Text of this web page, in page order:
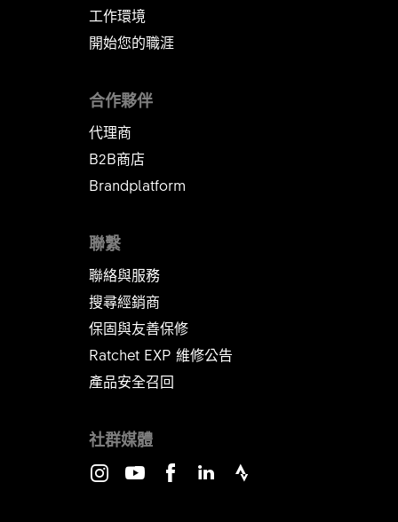
工作環境
開始您的職涯
聯繫
聯絡與服務
搜尋經銷商
保固與友善保修
Ratchet EXP 維修公告​​​​​​​
產品安全召回
合作夥伴
代理商
B2B商店
Brandplatform
社群媒體